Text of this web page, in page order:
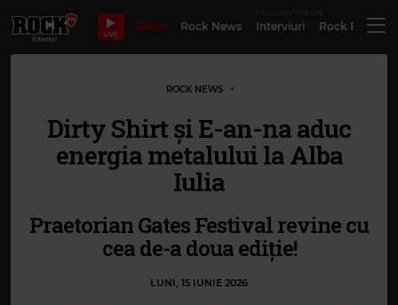
LIVE
Bilete Rock News Interviuri Rock
ROCK NEWS
Dirty Shirt și E-an-na aduc
energia metalului la Alba
Iulia
Praetorian Gates Festival revine cu
cea de-a doua ediție!
LUNI, 15 IUNIE 2026